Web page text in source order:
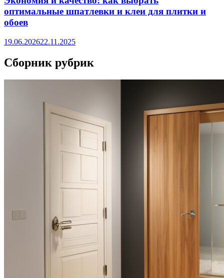
оптимальные шпатлевки и клеи для плитки и
обоев
19.06.202622.11.2025
Сборник рубрик